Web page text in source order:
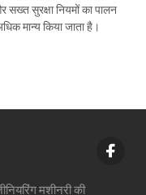
सख्त सुरक्षा नियमों का पालन
मान्य किया जाता है।
मशीनरी की